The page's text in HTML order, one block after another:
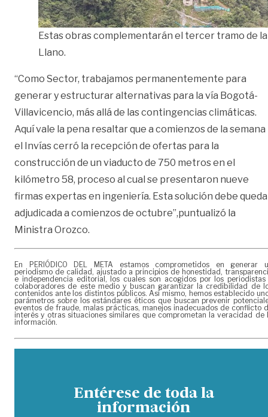
Estas obras complementarán el tercer tramo de la
Llano.
“Como Sector, trabajamos permanentemente para
generar y estructurar alternativas para la vía Bogotá-
Villavicencio, más allá de las contingencias climáticas.
Aquí vale la pena resaltar que a comienzos de la semana
el Invías cerró la recepción de ofertas para la
construcción de un viaducto de 750 metros en el
kilómetro 58, proceso al cual se presentaron nueve
firmas expertas en ingeniería. Esta solución debe
adjudicada a comienzos de octubre”,puntualizó la
Ministra Orozco.
En PERIÓDICO DEL META estamos comprometidos en generar
periodismo de calidad, ajustado a principios de honestidad,
e independencia editorial, los cuales son acogidos por los periodistas
colaboradores de este medio y buscan garantizar la credibilidad de
contenidos ante los distintos públicos. Así mismo, hemos establecido
parámetros sobre los estándares éticos que buscan prevenir
eventos de fraude, malas prácticas, manejos inadecuados de conflicto
interés y otras situaciones similares que comprometan la veracidad de
información.
Entérese de toda la
información